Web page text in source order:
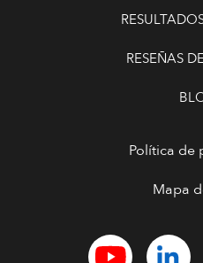
RESEÑAS
Política de
Mapa